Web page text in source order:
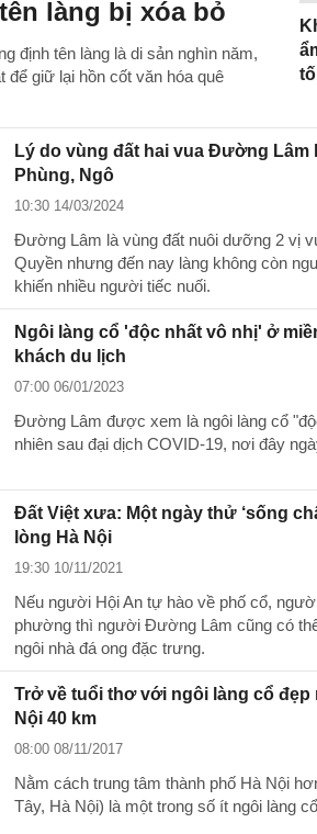
làng bị xóa bỏ
định tên làng là di sản nghìn năm,
để giữ lại hồn cốt văn hóa quê
Lý do vùng đất hai vua Đường Lâm
Phùng, Ngô
10:30 14/03/2024
Đường Lâm là vùng đất nuôi dưỡng 2 vị
Quyền nhưng đến nay làng không còn
khiến nhiều người tiếc nuối.
Ngôi làng cổ 'độc nhất vô nhị' ở
khách du lịch
07:00 06/01/2023
Đường Lâm được xem là ngôi làng cổ
nhiên sau đại dịch COVID-19, nơi đây
Đất Việt xưa: Một ngày thử ‘sống
lòng Hà Nội
19:30 10/11/2021
Nếu người Hội An tự hào về phố cổ,
phường thì người Đường Lâm cũng có
ngôi nhà đá ong đặc trưng.
Trở về tuổi thơ với ngôi làng cổ đẹp
Nội 40 km
08:00 08/11/2017
Nằm cách trung tâm thành phố Hà Nội
Tây, Hà Nội) là một trong số ít ngôi làng